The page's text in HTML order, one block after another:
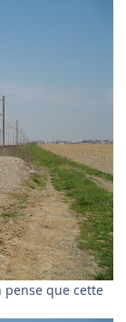
pense que cette